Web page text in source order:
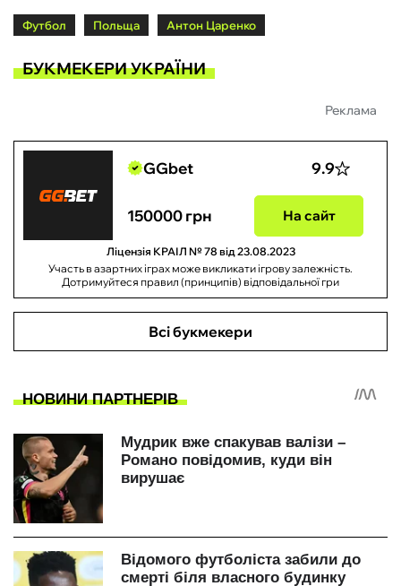
Футбол Польща Антон Царенко
БУКМЕКЕРИ УКРАЇНИ
Реклама
GGbet 9.9
150000 грн На сайт
Ліцензія КРАІЛ № 78 від 23.08.2023
Участь в азартних іграх може викликати ігрову залежність.
Дотримуйтеся правил (принципів) відповідальної гри
Всі букмекери